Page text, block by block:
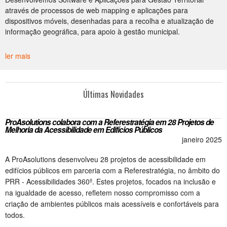
através de processos de web mapping e aplicações para
dispositivos móveis, desenhadas para a recolha e atualização de
informação geográfica, para apoio à gestão municipal.
ler mais
Últimas Novidades
ProAsolutions colabora com a Referestratégia em 28 Projetos de
Melhoria da Acessibilidade em Edifícios Públicos
janeiro 2025
A ProAsolutions desenvolveu 28 projetos de acessibilidade em
edifícios públicos em parceria com a Referestratégia, no âmbito do
PRR - Acessibilidades 360º. Estes projetos, focados na inclusão e
na igualdade de acesso, refletem nosso compromisso com a
criação de ambientes públicos mais acessíveis e confortáveis para
todos.